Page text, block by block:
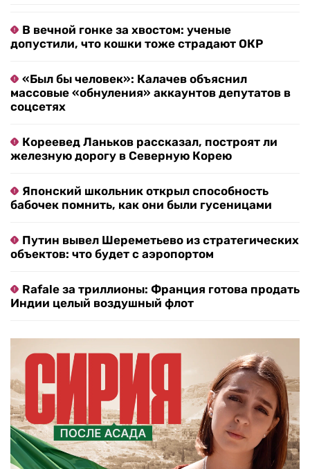
В вечной гонке за хвостом: ученые
допустили, что кошки тоже страдают ОКР
«Был бы человек»: Калачев объяснил
массовые «обнуления» аккаунтов депутатов в
соцсетях
Кореевед Ланьков рассказал, построят ли
железную дорогу в Северную Корею
Японский школьник открыл способность
бабочек помнить, как они были гусеницами
Путин вывел Шереметьево из стратегических
объектов: что будет с аэропортом
Rafale за триллионы: Франция готова продать
Индии целый воздушный флот